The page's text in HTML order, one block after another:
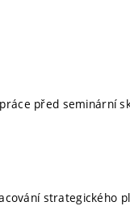
před seminární
strategického